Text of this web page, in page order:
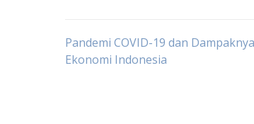
Post
Pandemi COVID-19 dan
Ekonomi Indonesia